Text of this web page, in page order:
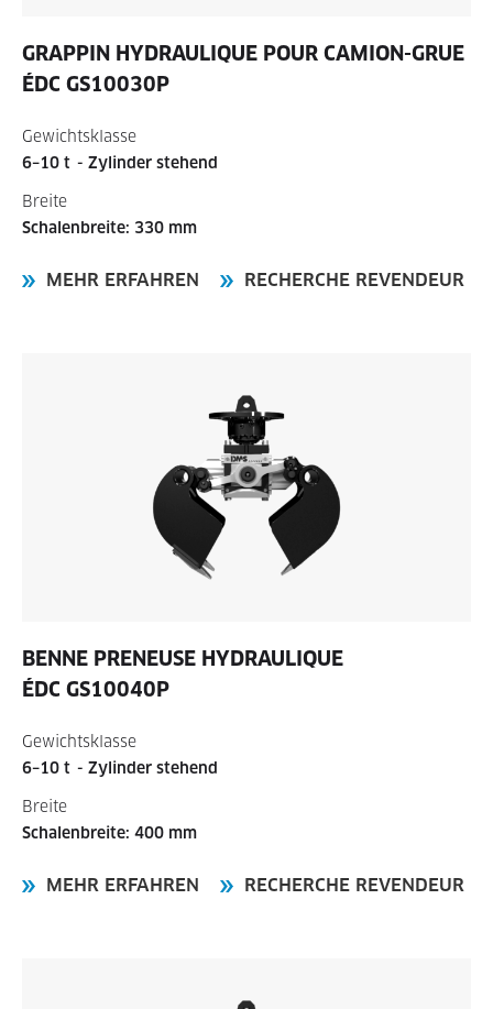
GRAPPIN HYDRAULIQUE POUR CAMION-GRUE
ÉDC GS10030P
Gewichtsklasse
6–10 t - Zylinder stehend
Breite
Schalenbreite: 330 mm
MEHR ERFAHREN RECHERCHE REVENDEUR
BENNE PRENEUSE HYDRAULIQUE
ÉDC GS10040P
Gewichtsklasse
6–10 t - Zylinder stehend
Breite
Schalenbreite: 400 mm
MEHR ERFAHREN RECHERCHE REVENDEUR